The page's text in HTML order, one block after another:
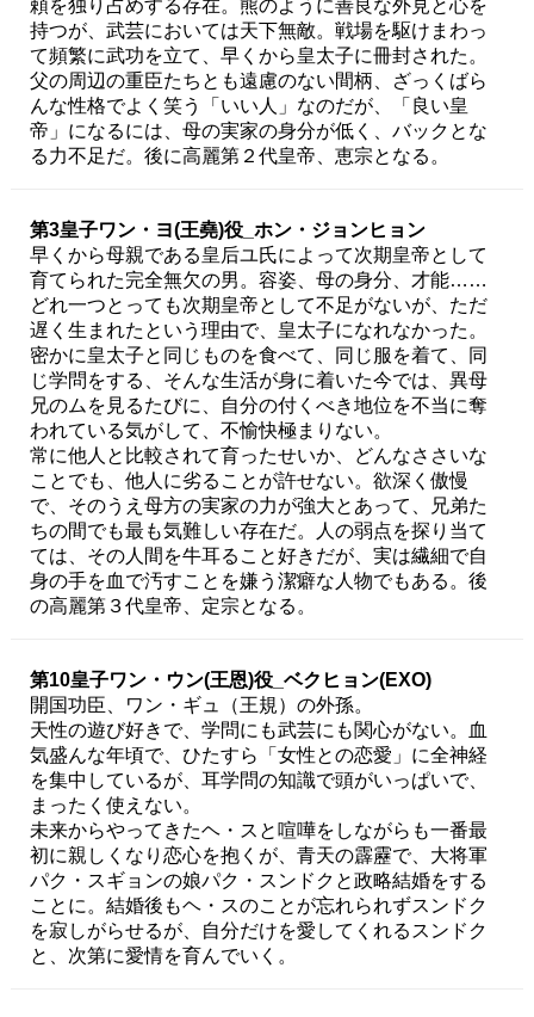
頼を独り占めする存在。熊のように善良な外見と心を
持つが、武芸においては天下無敵。戦場を駆けまわっ
て頻繁に武功を立て、早くから皇太子に冊封された。
父の周辺の重臣たちとも遠慮のない間柄、ざっくばら
んな性格でよく笑う「いい人」なのだが、「良い皇
帝」になるには、母の実家の身分が低く、バックとな
る力不足だ。後に高麗第２代皇帝、恵宗となる。
第3皇子ワン・ヨ(王堯)役_ホン・ジョンヒョン
早くから母親である皇后ユ氏によって次期皇帝として
育てられた完全無欠の男。容姿、母の身分、才能……
どれ一つとっても次期皇帝として不足がないが、ただ
遅く生まれたという理由で、皇太子になれなかった。
密かに皇太子と同じものを食べて、同じ服を着て、同
じ学問をする、そんな生活が身に着いた今では、異母
兄のムを見るたびに、自分の付くべき地位を不当に奪
われている気がして、不愉快極まりない。
常に他人と比較されて育ったせいか、どんなささいな
ことでも、他人に劣ることが許せない。欲深く傲慢
で、そのうえ母方の実家の力が強大とあって、兄弟た
ちの間でも最も気難しい存在だ。人の弱点を探り当て
ては、その人間を牛耳ること好きだが、実は繊細で自
身の手を血で汚すことを嫌う潔癖な人物でもある。後
の高麗第３代皇帝、定宗となる。
第10皇子ワン・ウン(王恩)役_ベクヒョン(EXO)
開国功臣、ワン・ギュ（王規）の外孫。
天性の遊び好きで、学問にも武芸にも関心がない。血
気盛んな年頃で、ひたすら「女性との恋愛」に全神経
を集中しているが、耳学問の知識で頭がいっぱいで、
まったく使えない。
未来からやってきたヘ・スと喧嘩をしながらも一番最
初に親しくなり恋心を抱くが、青天の霹靂で、大将軍
パク・スギョンの娘パク・スンドクと政略結婚をする
ことに。結婚後もヘ・スのことが忘れられずスンドク
を寂しがらせるが、自分だけを愛してくれるスンドク
と、次第に愛情を育んでいく。